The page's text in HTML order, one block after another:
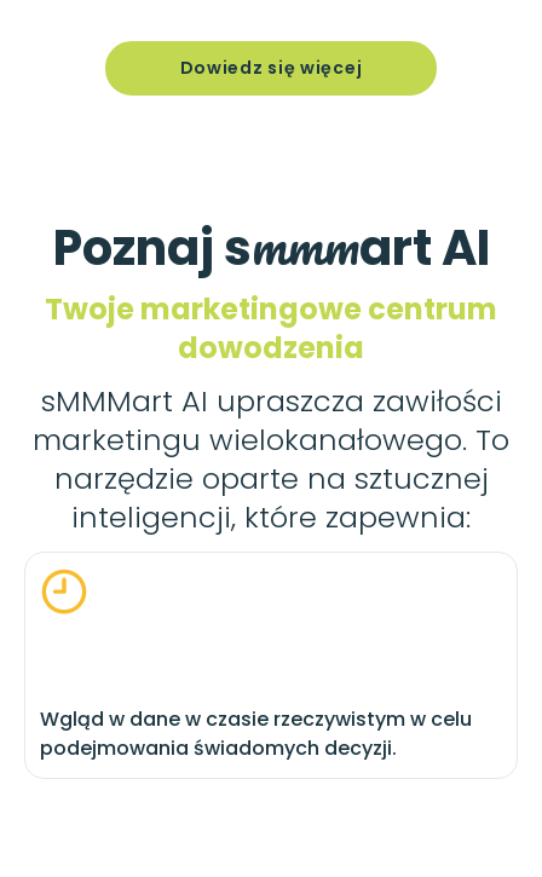
Dowiedz się więcej
Poznaj smmmart AI
Twoje marketingowe centrum
dowodzenia
sMMMart AI upraszcza zawiłości
marketingu wielokanałowego. To
narzędzie oparte na sztucznej
inteligencji, które zapewnia:
Wgląd w dane w czasie rzeczywistym w celu
podejmowania świadomych decyzji.